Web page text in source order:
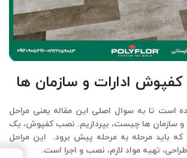
ادارات و سازمان ها
است تا به سوال اصلی این مقاله یعنی مراحل
سازمان ها چیست، بپردازیم. نصب کفپوش، یک
که باید مرحله به مرحله پیش برود. این مراحل
تهیه مواد لازم، نصب و اجرا است.